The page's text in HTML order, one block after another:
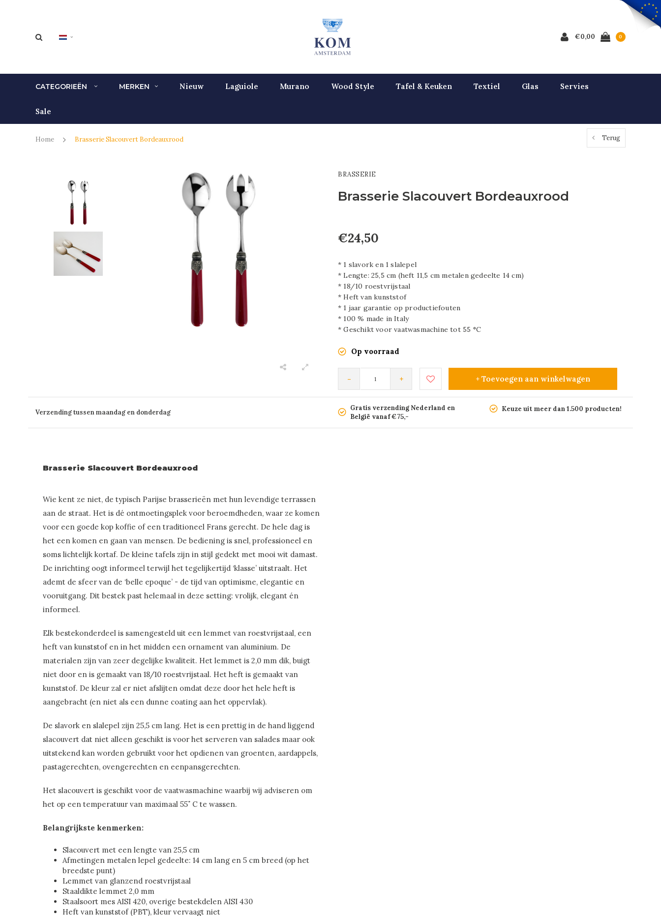
€0,00 0
CATEGORIEËN MERKEN Nieuw Laguiole Murano Wood Style Tafel & Keuken Textiel Glas Servies
Sale
Home Brasserie Slacouvert Bordeauxrood Terug
BRASSERIE
Brasserie Slacouvert Bordeauxrood
€24,50
* 1 slavork en 1 slalepel
* Lengte: 25,5 cm (heft 11,5 cm metalen gedeelte 14 cm)
* 18/10 roestvrijstaal
* Heft van kunststof
* 1 jaar garantie op productiefouten
* 100 % made in Italy
* Geschikt voor vaatwasmachine tot 55 °C
Op voorraad
- + + Toevoegen aan winkelwagen
Verzending tussen maandag en donderdag
Gratis verzending Nederland en
België vanaf €75,-
Keuze uit meer dan 1.500 producten!
Brasserie Slacouvert Bordeauxrood
Wie kent ze niet, de typisch Parijse brasserieën met hun levendige terrassen
aan de straat. Het is dé ontmoetingsplek voor beroemdheden, waar ze komen
voor een goede kop koffie of een traditioneel Frans gerecht. De hele dag is
het een komen en gaan van mensen. De bediening is snel, professioneel en
soms lichtelijk kortaf. De kleine tafels zijn in stijl gedekt met mooi wit damast.
De inrichting oogt informeel terwijl het tegelijkertijd ‘klasse’ uitstraalt. Het
ademt de sfeer van de ‘belle epoque’ - de tijd van optimisme, elegantie en
vooruitgang. Dit bestek past helemaal in deze setting: vrolijk, elegant én
informeel.
Elk bestekonderdeel is samengesteld uit een lemmet van roestvrijstaal, een
heft van kunststof en in het midden een ornament van aluminium. De
materialen zijn van zeer degelijke kwaliteit. Het lemmet is 2,0 mm dik, buigt
niet door en is gemaakt van 18/10 roestvrijstaal. Het heft is gemaakt van
kunststof. De kleur zal er niet afslijten omdat deze door het hele heft is
aangebracht (en niet als een dunne coating aan het oppervlak).
De slavork en slalepel zijn 25,5 cm lang. Het is een prettig in de hand liggend
slacouvert dat niet alleen geschikt is voor het serveren van salades maar ook
uitstekend kan worden gebruikt voor het opdienen van groenten, aardappels,
pastagerechten, ovengerechten en eenpansgerechten.
Het slacouvert is geschikt voor de vaatwasmachine waarbij wij adviseren om
het op een temperatuur van maximaal 55˚ C te wassen.
Belangrijkste kenmerken:
Slacouvert met een lengte van 25,5 cm
Afmetingen metalen lepel gedeelte: 14 cm lang en 5 cm breed (op het
breedste punt)
Lemmet van glanzend roestvrijstaal
Staaldikte lemmet 2,0 mm
Staalsoort mes AISI 420, overige bestekdelen AISI 430
Heft van kunststof (PBT), kleur vervaagt niet